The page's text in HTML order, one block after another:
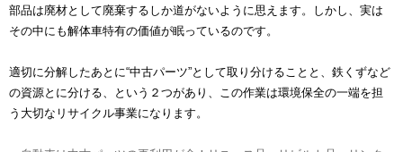
部品は廃材として廃棄するしか道がないように思えます。しかし、実は
その中にも解体車特有の価値が眠っているのです。
適切に分解したあとに“中古パーツ”として取り分けることと、鉄くずなど
の資源とに分ける、という２つがあり、この作業は環境保全の一端を担
う大切なリサイクル事業になります。